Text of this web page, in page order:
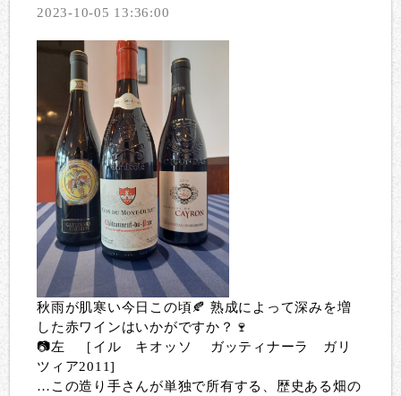
2023-10-05 13:36:00
秋雨が肌寒い今日この頃🍂 熟成によって深みを増
した赤ワインはいかがですか？🍷
📷左 ［イル キオッソ ガッティナーラ ガリ
ツィア2011]
…この造り手さんが単独で所有する、歴史ある畑の